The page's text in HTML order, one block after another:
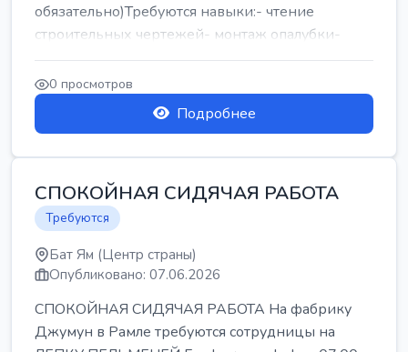
обязательно)Требуются навыки:- чтение
строительных чертежей- монтаж опалубки-
армокаркасыОпл...
0 просмотров
Подробнее
СПОКОЙНАЯ СИДЯЧАЯ РАБОТА
Требуются
Бат Ям (Центр страны)
Опубликовано: 07.06.2026
СПОКОЙНАЯ СИДЯЧАЯ РАБОТА На фабрику
Джумун в Рамле требуются сотрудницы на